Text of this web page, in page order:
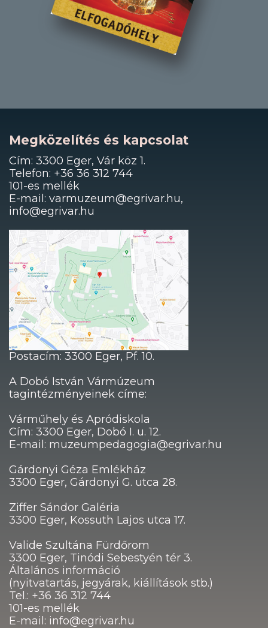
Megközelítés és kapcsolat
Cím: 3300 Eger, Vár köz 1.
Telefon: +36 36 312 744
101-es mellék
E-mail: varmuzeum@egrivar.hu,
info@egrivar.hu
Postacím: 3300 Eger, Pf. 10.
A Dobó István Vármúzeum
tagintézményeinek címe:
Várműhely és Apródiskola
Cím: 3300 Eger, Dobó I. u. 12.
E-mail: muzeumpedagogia@egrivar.hu
Gárdonyi Géza Emlékház
3300 Eger, Gárdonyi G. utca 28.
Ziffer Sándor Galéria
3300 Eger, Kossuth Lajos utca 17.
Valide Szultána Fürdőrom
3300 Eger, Tinódi Sebestyén tér 3.
Általános információ
(nyitvatartás, jegyárak, kiállítások stb.)
Tel.: +36 36 312 744
101-es mellék
E-mail: info@egrivar.hu